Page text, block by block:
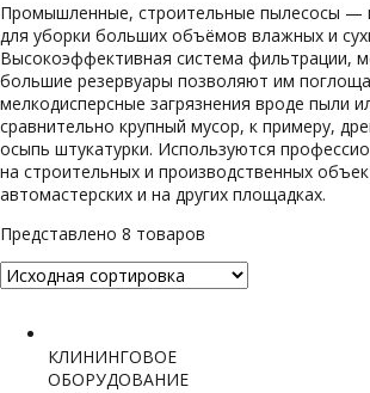
Промышленные, строительные пылесосы
для уборки больших объёмов влажных и
Высокоэффективная система фильтрации,
большие резервуары позволяют им
мелкодисперсные загрязнения вроде пыли
сравнительно крупный мусор, к примеру,
осыпь штукатурки. Используются
на строительных и производственных
автомастерских и на других площадках.
Представлено 8 товаров
КЛИНИНГОВОЕ
ОБОРУДОВАНИЕ